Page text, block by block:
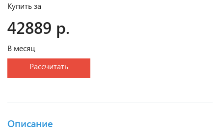
Купить за
42889 р.
В месяц
Рассчитать
Описание